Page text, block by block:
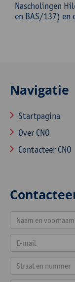
Nascholingen
en BAS/137) en
Navigatie
Startpagina
Over CNO
Contacteer CNO